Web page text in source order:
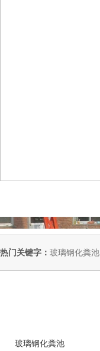
热门关键字： 玻璃钢化粪池
玻璃钢化粪池